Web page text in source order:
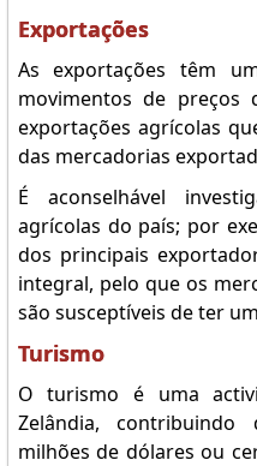
Exportações
As exportações têm
movimentos de preços
exportações agrícolas
das mercadorias
É aconselhável
agrícolas do país; por
dos principais
integral, pelo que os
são susceptíveis de ter
Turismo
O turismo é uma
Zelândia,
milhões de dólares ou